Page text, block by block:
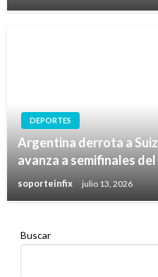
DEPORTES
Argentina derrota a
avanza a semifinales
soporteinfix julio 13, 2026
Buscar